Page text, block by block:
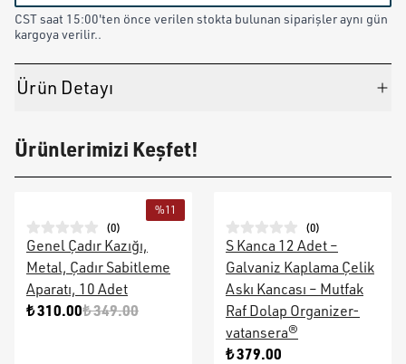
CST saat 15:00'ten önce verilen stokta bulunan siparişler aynı gün
kargoya verilir..
Ürün Detayı
Ürünlerimizi Keşfet!
%11
(0)
Genel Çadır Kazığı,
Metal, Çadır Sabitleme
Aparatı, 10 Adet
₺ 310.00₺ 349.00
(0)
S Kanca 12 Adet –
Galvaniz Kaplama Çelik
Askı Kancası – Mutfak
Raf Dolap Organizer-
vatansera®
₺ 379.00